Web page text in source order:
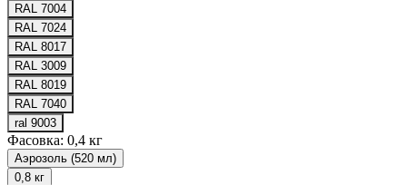
RAL 7004
RAL 7024
RAL 8017
RAL 3009
RAL 8019
RAL 7040
ral 9003
Фасовка: 0,4 кг
Аэрозоль (520 мл)
0,8 кг